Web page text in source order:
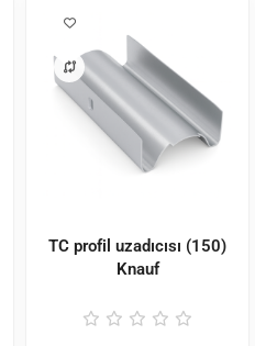
TC profil uzadıcısı (150)
Knauf